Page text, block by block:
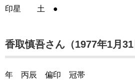
印星 土 ●
香取慎吾さん（1977年1月31
年 丙辰 偏印 冠帯